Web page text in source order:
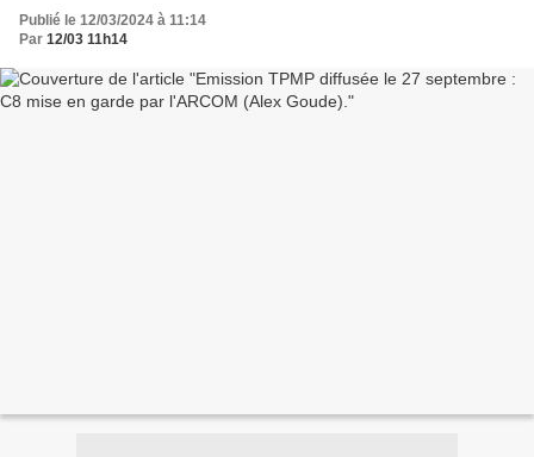
Publié le 12/03/2024 à 11:14
Par 12/03 11h14